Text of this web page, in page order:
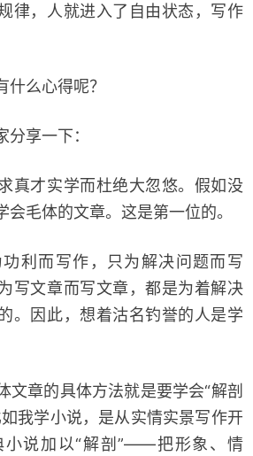
律，人就进入了自由状态，写作
么心得呢？
享一下：
才实学而杜绝大忽悠。假如没
会毛体的文章。这是第一位的。
而写作，只为解决问题而写
写文章而写文章，都是为着解决
。因此，想着沽名钓誉的人是学
章的具体方法就是要学会“解剖
我学小说，是从实情实景写作开
小说加以“解剖”——把形象、情